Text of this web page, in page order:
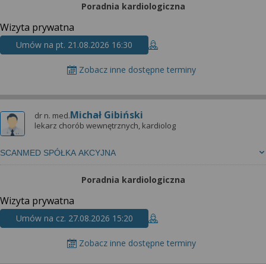
Poradnia kardiologiczna
Wizyta prywatna
Umów na pt. 21.08.2026 16:30
Zobacz inne dostępne terminy
dr n. med.Michał Gibiński
lekarz chorób wewnętrznych, kardiolog
SCANMED SPÓŁKA AKCYJNA
Poradnia kardiologiczna
Wizyta prywatna
Umów na cz. 27.08.2026 15:20
Zobacz inne dostępne terminy